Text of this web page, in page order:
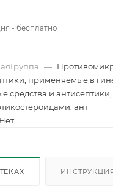
- бесплатно
—
применяемые в
средства и
ант
Нет